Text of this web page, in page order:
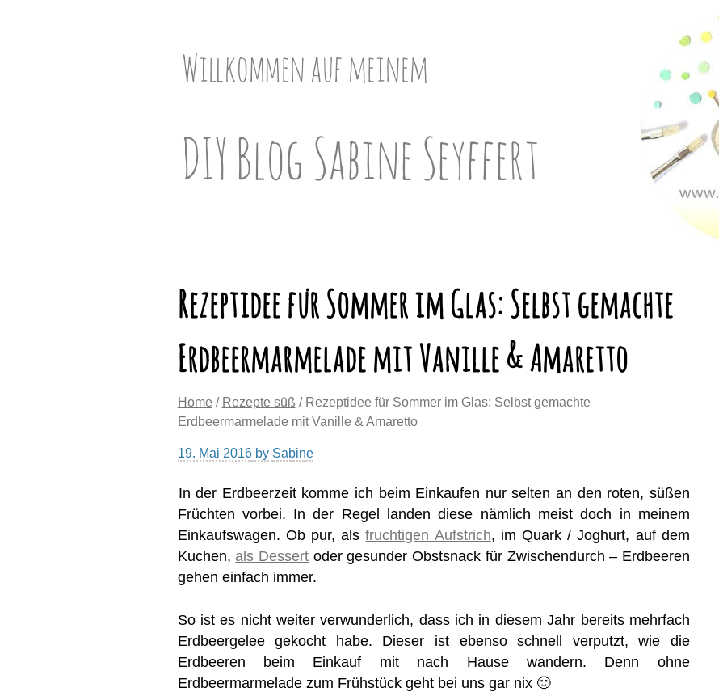
Willkommen auf meinem
DIY Blog Sabine Seyffert
Rezeptidee für Sommer im Glas: Selbst gemachte
Erdbeermarmelade mit Vanille & Amaretto
Home / Rezepte süß / Rezeptidee für Sommer im Glas: Selbst gemachte
Erdbeermarmelade mit Vanille & Amaretto
19. Mai 2016by Sabine
In der Erdbeerzeit komme ich beim Einkaufen nur selten an den roten, süßen
Früchten vorbei. In der Regel landen diese nämlich meist doch in meinem
Einkaufswagen. Ob pur, alsfruchtigen Aufstrich, im Quark / Joghurt, auf dem
Kuchen,als Dessert oder gesunder Obstsnack für Zwischendurch – Erdbeeren
gehen einfach immer.
So ist es nicht weiter verwunderlich, dass ich in diesem Jahr bereits mehrfach
Erdbeergelee gekocht habe. Dieser ist ebenso schnell verputzt, wie die
Erdbeeren beim Einkauf mit nach Hause wandern. Denn ohne
Erdbeermarmelade zum Frühstück geht bei uns gar nix 🙂